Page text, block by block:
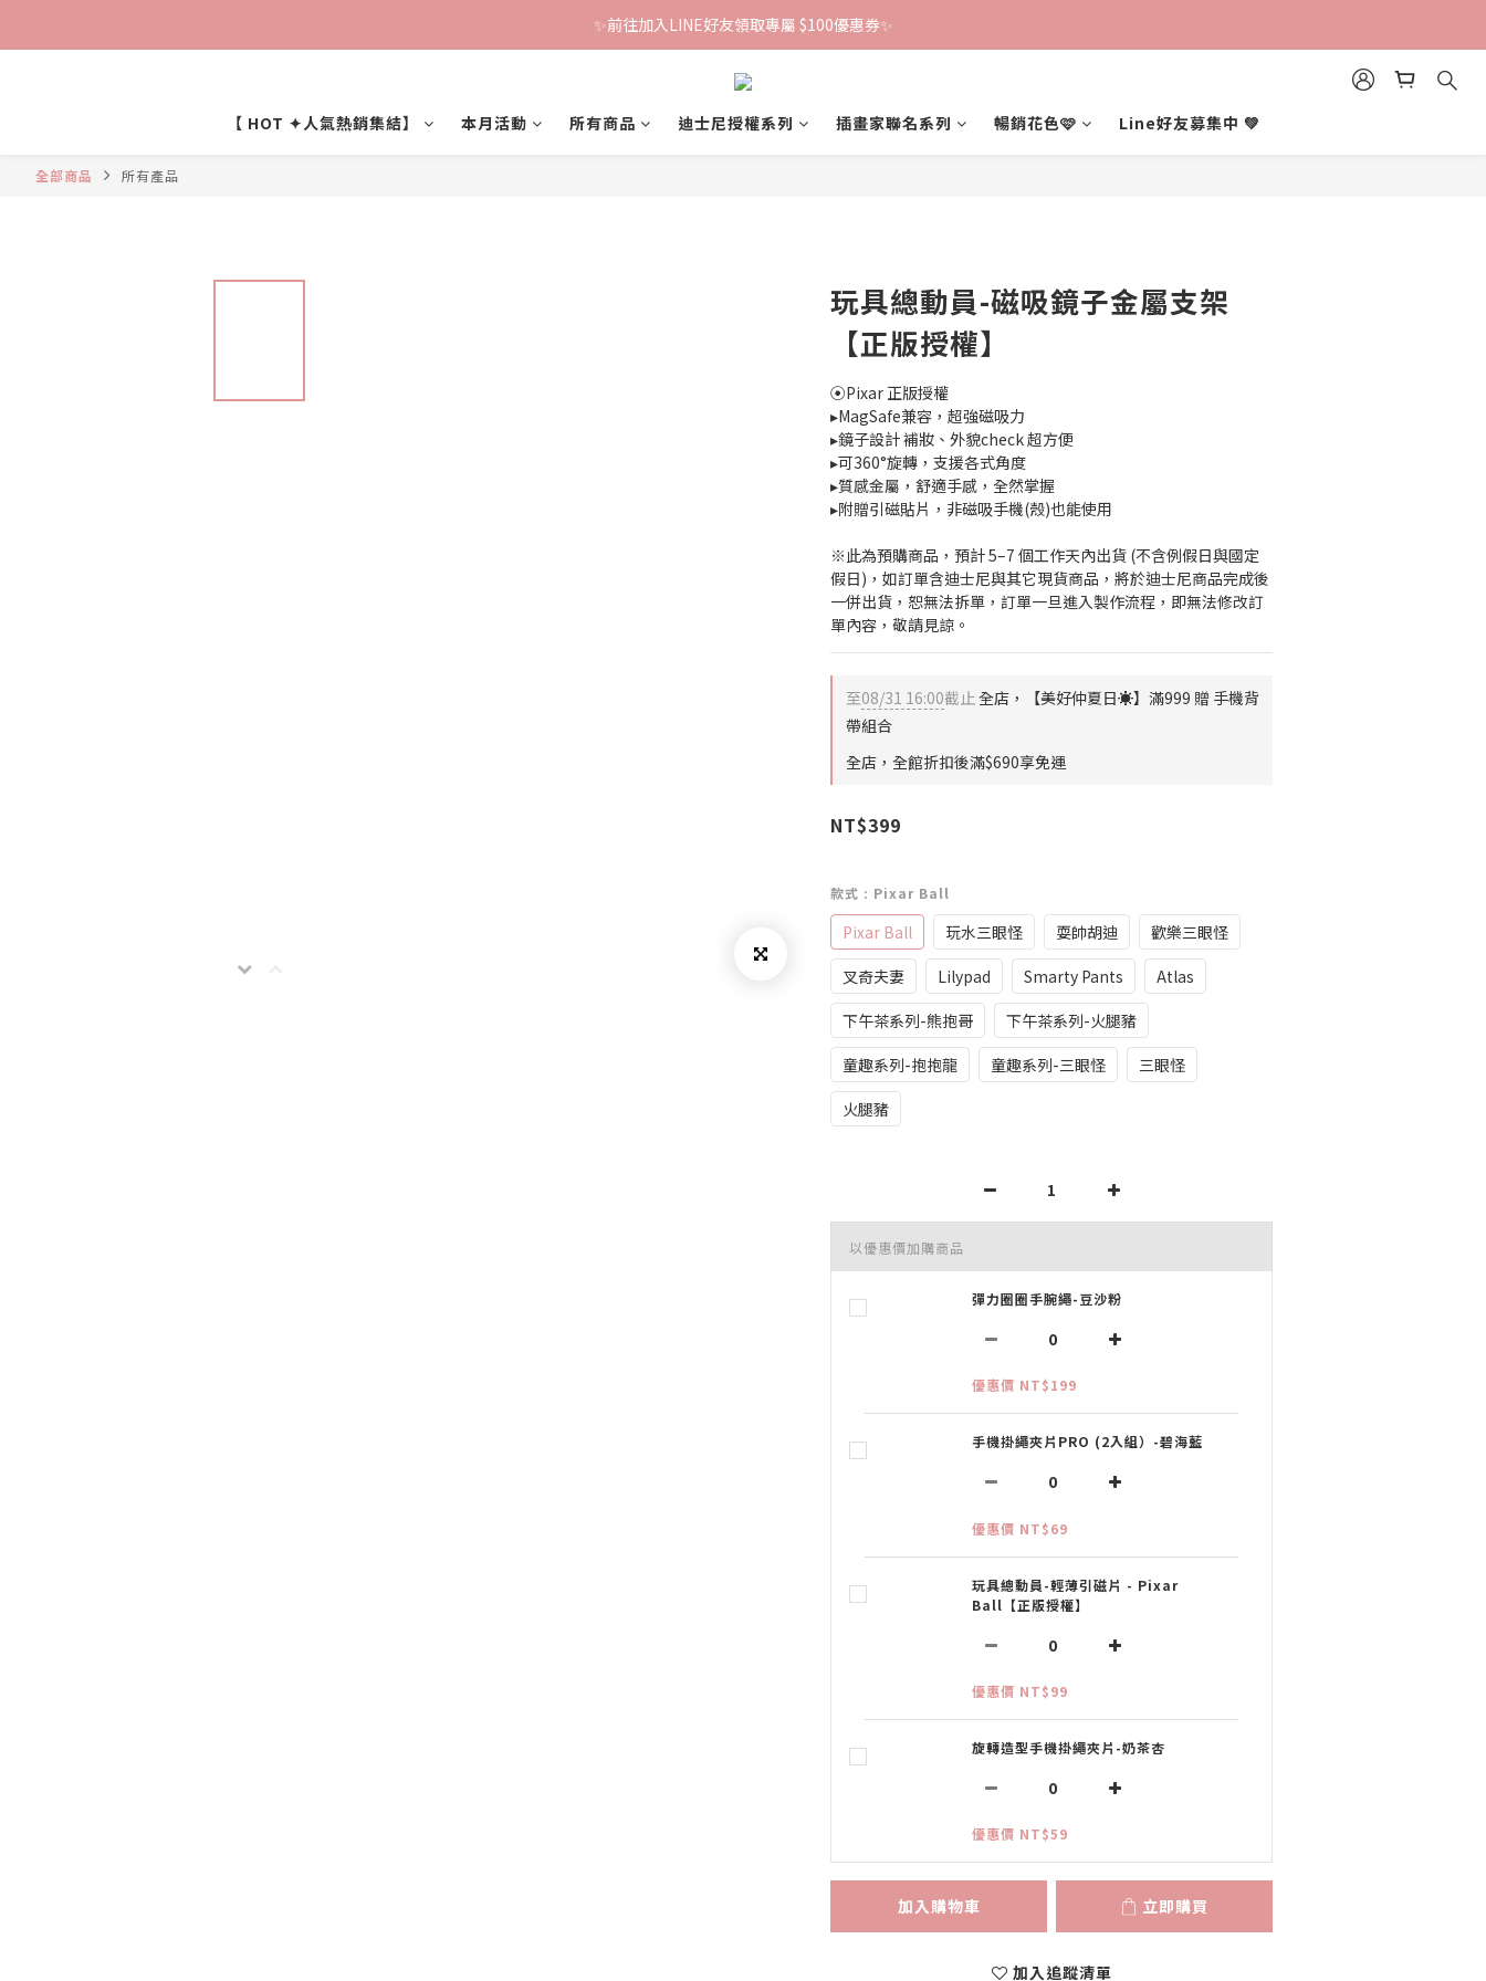
鐵粉群開張！限時加入贈100折價券🎀
✨前往加入LINE好友領取專屬 $100優惠券✨
鐵粉群開張！限時加入贈100折價券🎀
【 HOT ✦人氣熱銷集結】 本月活動 所有商品 迪士尼授權系列 插畫家聯名系列 暢銷花色🩷 Line好友募集中 💚
全部商品 所有產品
玩具總動員-磁吸鏡子金屬支架
【正版授權】
⦿Pixar 正版授權
▸MagSafe兼容，超強磁吸力
▸鏡子設計 補妝、外貌check 超方便
▸可360°旋轉，支援各式角度
▸質感金屬，舒適手感，全然掌握
▸附贈引磁貼片，非磁吸手機(殼)也能使用
※此為預購商品，預計 5–7 個工作天內出貨 (不含例假日與國定
假日)，如訂單含迪士尼與其它現貨商品，將於迪士尼商品完成後
一併出貨，恕無法拆單，訂單一旦進入製作流程，即無法修改訂
單內容，敬請見諒。
至08/31 16:00截止全店，【美好仲夏日☀️】滿999 贈 手機背
帶組合
全店，全館折扣後滿$690享免運
NT$399
款式 : Pixar Ball
Pixar Ball 玩水三眼怪 耍帥胡迪
歡樂三眼怪
叉奇夫妻
Lilypad Smarty Pants
Atlas
下午茶系列-熊抱哥
下午茶系列-火腿豬
童趣系列-抱抱龍
童趣系列-三眼怪
三眼怪
火腿豬
以優惠價加購商品
彈力圈圈手腕繩-豆沙粉
優惠價 NT$199
手機掛繩夾片PRO (2入組）-碧海藍
優惠價 NT$69
玩具總動員-輕薄引磁片 - Pixar
Ball【正版授權】
優惠價 NT$99
旋轉造型手機掛繩夾片-奶茶杏
優惠價 NT$59
加入購物車 立即購買
加入追蹤清單